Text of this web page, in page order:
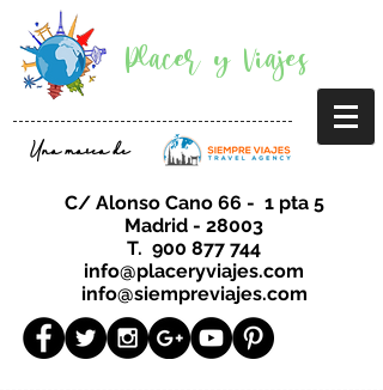
Placer y Viajes
Una marca de
C/ Alonso Cano 66 - 1 pta 5
Madrid - 28003
T. 900 877 744
info@placeryviajes.com
info@siempreviajes.com